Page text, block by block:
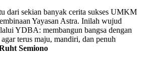
dari sekian banyak cerita sukses UMKM
Yayasan Astra. Inilah wujud
YDBA: membangun bangsa dengan
terus maju, mandiri, dan penuh
Semiono